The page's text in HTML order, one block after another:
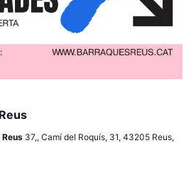
37,, Camí del Roquís, 31, 43205 Reus,